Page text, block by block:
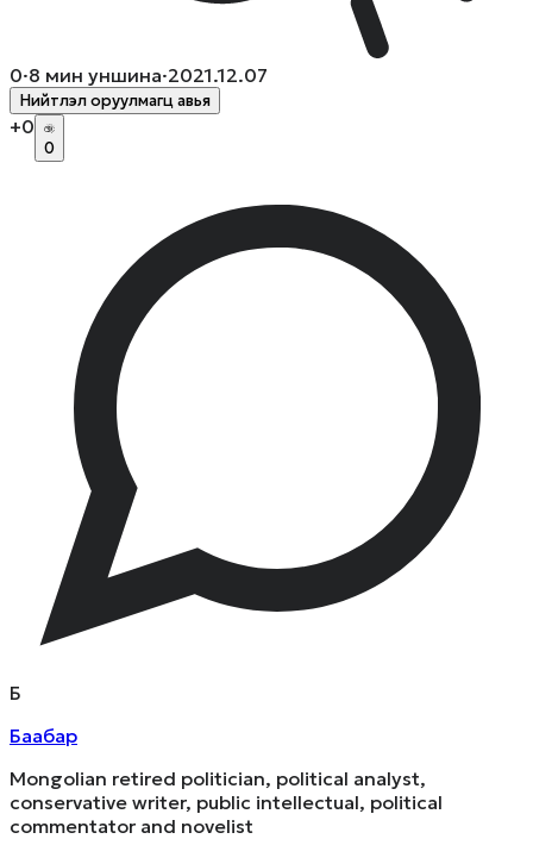
0·8 мин уншина·2021.12.07
Нийтлэл оруулмагц авья
+0
0
Б
Баабар
Mongolian retired politician, political analyst,
conservative writer, public intellectual, political
commentator and novelist